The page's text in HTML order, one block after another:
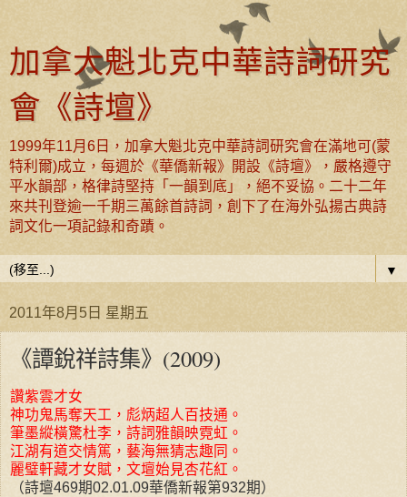
加拿大魁北克中華詩詞研究
會《詩壇》
1999年11月6日，加拿大魁北克中華詩詞研究會在滿地可(蒙
特利爾)成立，每週於《華僑新報》開設《詩壇》，嚴格遵守
平水韻部，格律詩堅持「一韻到底」，絕不妥協。二十二年
來共刊登逾一千期三萬餘首詩詞，創下了在海外弘揚古典詩
詞文化一項記錄和奇蹟。
▼
2011年8月5日 星期五
《譚銳祥詩集》(2009)
讚紫雲才女
神功鬼馬奪天工，彪炳超人百技通。
筆墨縱橫驚杜李，詩詞雅韻映霓虹。
江湖有道交情篤，藝海無猜志趣同。
麗璧軒藏才女賦，文壇始見杏花紅。
（詩壇469期02.01.09華僑新報第932期）